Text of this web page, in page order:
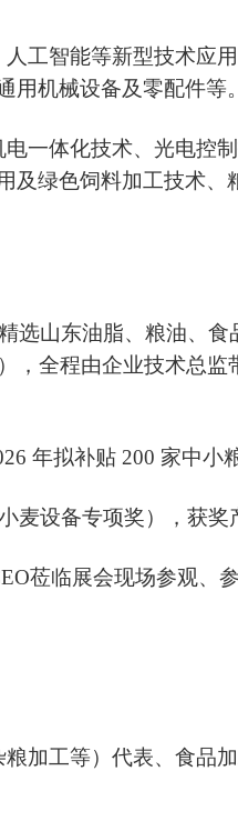
工智能等新型技术应
用机械设备及零配件等。
一体化技术、光电控
及绿色饲料加工技术、
选山东油脂、粮油、食
，全程由企业技术总
年拟补贴 200 家中小
麦设备专项奖），获
莅临展会现场参观、参
加工等） 代表、食品